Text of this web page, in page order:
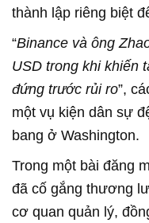
thành lập riêng biệt
“Binance và ông
USD trong khi khiến
đứng trước rủi ro”,
một vụ kiện dân sự
bang ở Washington.
Trong một bài đăng
đã cố gắng thương
cơ quan quản lý,